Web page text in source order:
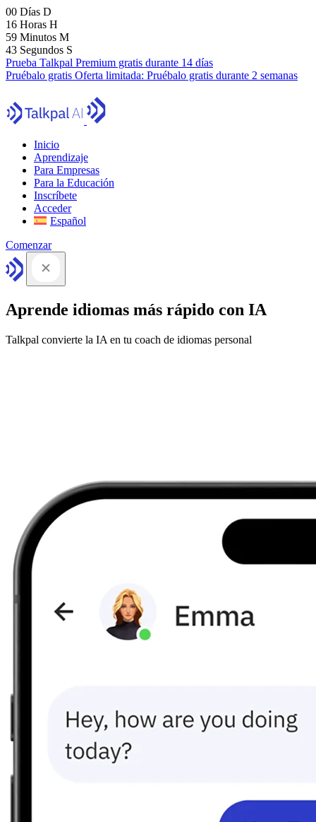
00 Días D
16 Horas H
59 Minutos M
41 Segundos S
Prueba Talkpal Premium gratis durante 14 días
Pruébalo gratis Oferta limitada: Pruébalo gratis durante 2 semanas
Inicio
Aprendizaje
Para Empresas
Para la Educación
Inscríbete
Acceder
Español
Comenzar
Aprende idiomas más rápido con IA
Talkpal convierte la IA en tu coach de idiomas personal